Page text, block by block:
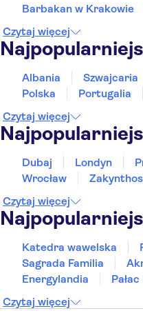
Affinity Old Town
Hotel Estera
Hotel Elektor
Pergamin Old Town
Hotel Wawel Queen
Imperial Hotel
Grand Hotel
Hotel Fortuna
Europejski Hotel
Apartamenty na
Hostel FAUST
Barbakan w Krakowie
Czytaj więcej
Albania Szwajcaria
Polska
Portugalia
Czytaj więcej
Dubaj Londyn
Wrocław
Zakynthos
Czytaj więcej
Katedra wawelska
Sagrada Familia
Energylandia
Czytaj więcej